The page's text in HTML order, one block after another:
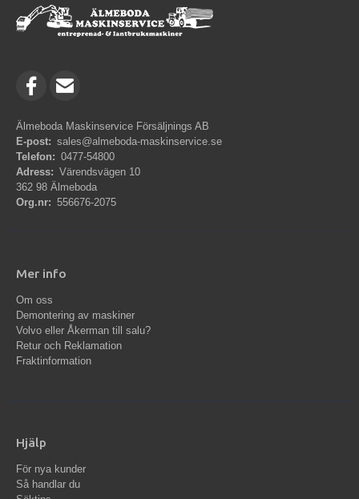
Älmeboda Maskinservice Försäljnings AB
E-post: sales@almeboda-maskinservice.se
Telefon: 0477-54800
Adress: Värendsvägen 10
362 98 Älmeboda
Org.nr: 556676-2075
Mer info
Om oss
Demontering av maskiner
Volvo eller Åkerman till salu?
Retur och Reklamation
Fraktinformation
Hjälp
För nya kunder
Så handlar du